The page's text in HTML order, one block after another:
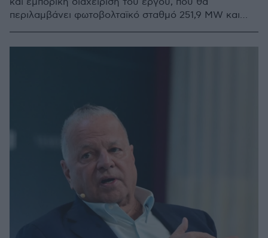
περιλαμβάνει φωτοβολταϊκό σταθμό 251,9 MW και